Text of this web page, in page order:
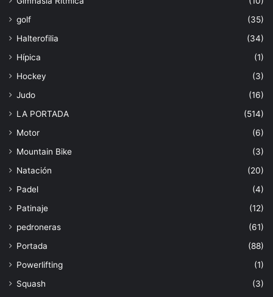
golf
(35)
Halterofilia
(34)
Hípica
(1)
Hockey
(3)
Judo
(16)
LA PORTADA
(514)
Motor
(6)
Mountain Bike
(3)
Natación
(20)
Padel
(4)
Patinaje
(12)
pedroneras
(61)
Portada
(88)
Powerlifting
(1)
Squash
(3)